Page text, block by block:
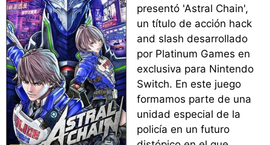
presentó 'Astral Chain',
un título de acción hack
and slash desarrollado
por Platinum Games en
exclusiva para Nintendo
Switch. En este juego
formamos parte de una
unidad especial de la
policía en un futuro